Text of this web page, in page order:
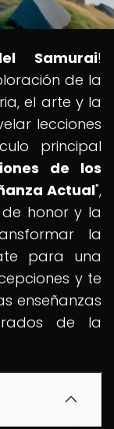
Samurai!
de la
el arte y la
lecciones
principal
de los
Actual",
honor y la
la
para una
y te
enseñanzas
de la